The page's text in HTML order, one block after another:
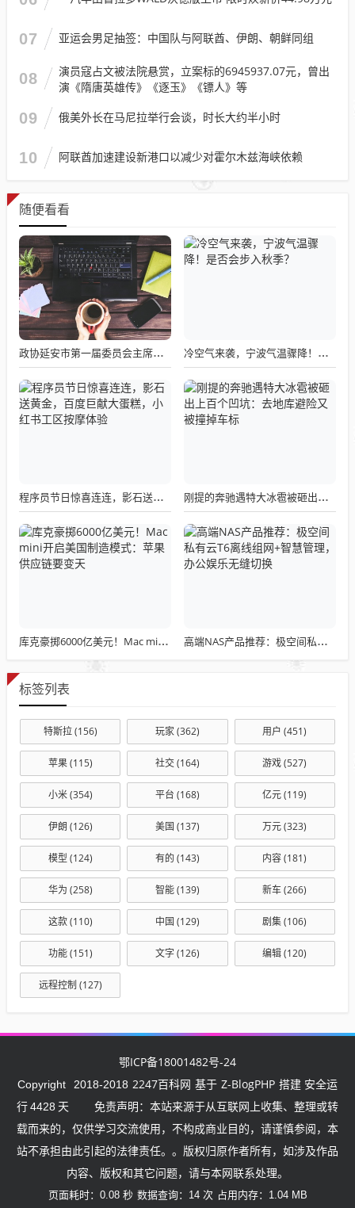
07 亚运会男足抽签：中国队与阿联酋、伊朗、朝鲜同组
08
演员寇占文被法院悬赏，立案标的6945937.07元，曾出
演《隋唐英雄传》《逐玉》《镖人》等
09 俄美外长在马尼拉举行会谈，时长大约半小时
10 阿联酋加速建设新港口以减少对霍尔木兹海峡依赖
随便看看
政协延安市第一届委员会主席姚代明逝世，享年89岁，缅怀与纪念 冷空气来袭，宁波气温骤降！是否会步入秋季？
程序员节日惊喜连连，影石送黄金，百度巨献大蛋糕，小红书工区按摩体验 刚提的奔驰遇特大冰雹被砸出上百个凹坑：去地库避险又被撞掉车标
库克豪掷6000亿美元！Mac mini开启美国制造模式：苹果供应链要变天 高端NAS产品推荐：极空间私有云T6离线组网+智慧管理，办公娱乐无缝切换
标签列表
特斯拉(156) 玩家(362) 用户 (451)
苹果(115) 社交(164) 游戏(527)
小米(354) 平台 (168) 亿元(119)
伊朗 (126) 美国 (137) 万元(323)
模型 (124) 有的 (143) 内容(181)
华为 (258) 智能(139) 新车(266)
这款(110) 中国 (129) 剧集(106)
功能(151) 文字(126) 编辑(120)
远程控制 (127)
鄂ICP备18001482号-24
Copyright 2018-2018 2247百科网 基于 Z-BlogPHP 搭建 安全运
行4428 天
免责声明：本站来源于从互联网上收集、整理或转
载而来的，仅供学习交流使用，不构成商业目的，请谨慎参阅，本
站不承担由此引起的法律责任。。版权归原作者所有，如涉及作品
内容、版权和其它问题，请与本网联系处理。
页面耗时：0.08 秒 数据查询：14 次 占用内存：1.04 MB